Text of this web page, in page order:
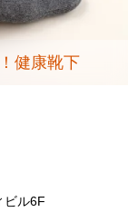
健康靴下
ビル6F